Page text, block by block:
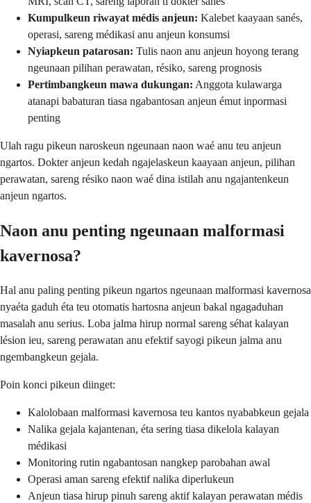
Kumpulkeun riwayat médis anjeun: Kalebet kaayaan sanés,
operasi, sareng médikasi anu anjeun konsumsi
Nyiapkeun patarosan: Tulis naon anu anjeun hoyong terang
ngeunaan pilihan perawatan, résiko, sareng prognosis
Pertimbangkeun mawa dukungan: Anggota kulawarga
atanapi babaturan tiasa ngabantosan anjeun émut inpormasi
penting
Ulah ragu pikeun naroskeun ngeunaan naon waé anu teu anjeun
ngartos. Dokter anjeun kedah ngajelaskeun kaayaan anjeun, pilihan
perawatan, sareng résiko naon waé dina istilah anu ngajantenkeun
anjeun ngartos.
Naon anu penting ngeunaan malformasi
kavernosa?
Hal anu paling penting pikeun ngartos ngeunaan malformasi kavernosa
nyaéta gaduh éta teu otomatis hartosna anjeun bakal ngagaduhan
masalah anu serius. Loba jalma hirup normal sareng séhat kalayan
lésion ieu, sareng perawatan anu efektif sayogi pikeun jalma anu
ngembangkeun gejala.
Poin konci pikeun diinget:
Kalolobaan malformasi kavernosa teu kantos nyababkeun gejala
Nalika gejala kajantenan, éta sering tiasa dikelola kalayan
médikasi
Monitoring rutin ngabantosan nangkep parobahan awal
Operasi aman sareng efektif nalika diperlukeun
Anjeun tiasa hirup pinuh sareng aktif kalayan perawatan médis